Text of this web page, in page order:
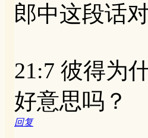
郎中这段话
21:7 彼得为
好意思吗？
回复